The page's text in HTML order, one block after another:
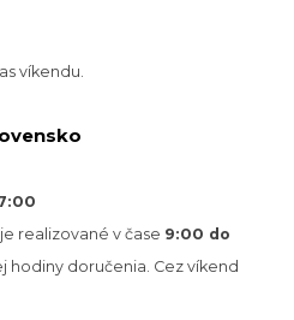
víkendu.
realizované v čase 9:00 do
hodiny doručenia. Cez víkend